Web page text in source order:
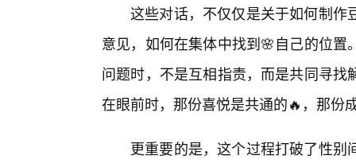
这些对话，不仅仅是关于如何制作
意见，如何在集体中找到🌸自己的位
问题时，不是互相指责，而是共同寻
在眼前时，那份喜悦是共通的🔥，那份
更重要的是，这个过程打破了性